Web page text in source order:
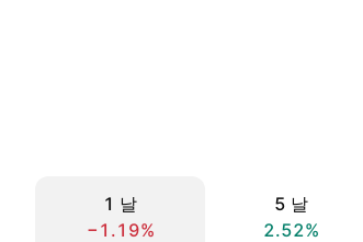
1 날
−1.19%
5 날
2.52%